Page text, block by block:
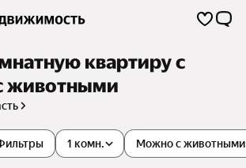
квартиру с
животными
1 комн. Можно с животными